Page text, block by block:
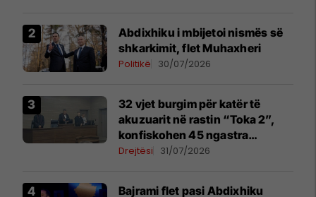
Abdixhiku i mbijetoi nismës së
shkarkimit, flet Muhaxheri
Politikë 30/07/2026
32 vjet burgim për katër të
akuzuarit në rastin “Toka 2”,
konfiskohen 45 ngastra
kadastrale
Drejtësi 31/07/2026
Bajrami flet pasi Abdixhiku